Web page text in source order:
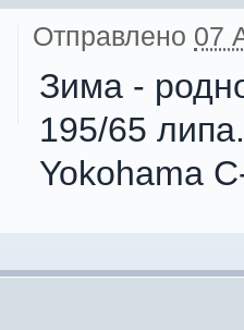
Отправлено 07
Зима -
195/65
Yokohama